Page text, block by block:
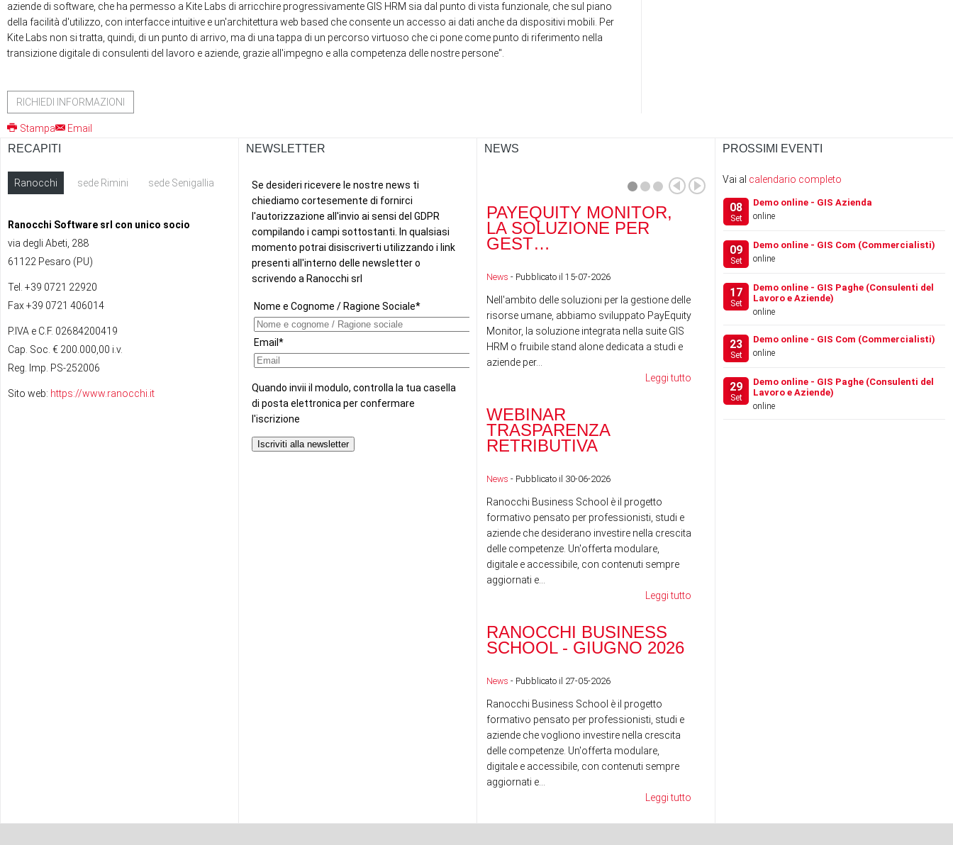
aziende di software, che ha permesso a Kite Labs di arricchire progressivamente GIS HRM sia dal punto di vista funzionale, che sul piano
della facilità d'utilizzo, con interfacce intuitive e un'architettura web based che consente un accesso ai dati anche da dispositivi mobili. Per
Kite Labs non si tratta, quindi, di un punto di arrivo, ma di una tappa di un percorso virtuoso che ci pone come punto di riferimento nella
transizione digitale di consulenti del lavoro e aziende, grazie all'impegno e alla competenza delle nostre persone".
RICHIEDI INFORMAZIONI
Stampa Email
RECAPITI
Ranocchi sede Rimini sede Senigallia
Ranocchi Software srl con unico socio
via degli Abeti, 288
61122 Pesaro (PU)
Tel. +39 0721 22920
Fax +39 0721 406014
P.IVA e C.F. 02684200419
Cap. Soc. € 200.000,00 i.v.
Reg. Imp. PS-252006
Sito web: https://www.ranocchi.it
NEWSLETTER NEWS
PAYEQUITY MONITOR,
LA SOLUZIONE PER
GEST…
News - Pubblicato il 15-07-2026
Nell'ambito delle soluzioni per la gestione delle
risorse umane, abbiamo sviluppato PayEquity
Monitor, la soluzione integrata nella suite GIS
HRM o fruibile stand alone dedicata a studi e
aziende per...
Leggi tutto
WEBINAR
TRASPARENZA
RETRIBUTIVA
News - Pubblicato il 30-06-2026
Ranocchi Business School è il progetto
formativo pensato per professionisti, studi e
aziende che desiderano investire nella crescita
delle competenze. Un'offerta modulare,
digitale e accessibile, con contenuti sempre
aggiornati e...
Leggi tutto
RANOCCHI BUSINESS
SCHOOL - GIUGNO 2026
News - Pubblicato il 27-05-2026
Ranocchi Business School è il progetto
formativo pensato per professionisti, studi e
aziende che vogliono investire nella crescita
delle competenze. Un'offerta modulare,
digitale e accessibile, con contenuti sempre
aggiornati e...
Leggi tutto
RANOCCHI SOFTWARE
ACQUISISCE IL 100% DI
FESTIVAL DEL LAVORO
PROSSIMI EVENTI
Vai al calendario completo
08
Set
Demo online - GIS Azienda
online
09
Set
Demo online - GIS Com (Commercialisti)
online
17
Set
Demo online - GIS Paghe (Consulenti del
Lavoro e Aziende)
online
23
Set
Demo online - GIS Com (Commercialisti)
online
29
Set
Demo online - GIS Paghe (Consulenti del
Lavoro e Aziende)
online